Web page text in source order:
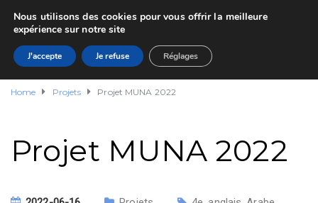
Home Projets Projet MUNA 2022
Projet MUNA 2022
Nous utilisons des cookies pour vous offrir la meilleure
expérience sur notre site
J'accepte Je refuse Réglages